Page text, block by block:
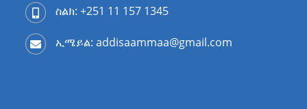
ስልክ: +251 11 157 1345
ኢሜይል: addisaammaa@gmail.com